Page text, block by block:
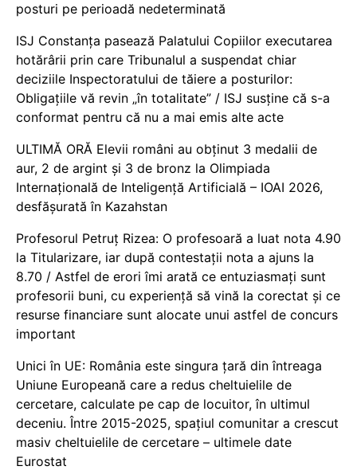
posturi pe perioadă nedeterminată
ISJ Constanța pasează Palatului Copiilor executarea
hotărârii prin care Tribunalul a suspendat chiar
deciziile Inspectoratului de tăiere a posturilor:
Obligațiile vă revin „în totalitate” / ISJ susține că s-a
conformat pentru că nu a mai emis alte acte
ULTIMĂ ORĂ Elevii români au obținut 3 medalii de
aur, 2 de argint și 3 de bronz la Olimpiada
Internațională de Inteligență Artificială – IOAI 2026,
desfășurată în Kazahstan
Profesorul Petruț Rizea: O profesoară a luat nota 4.90
la Titularizare, iar după contestații nota a ajuns la
8.70 / Astfel de erori îmi arată ce entuziasmați sunt
profesorii buni, cu experiență să vină la corectat și ce
resurse financiare sunt alocate unui astfel de concurs
important
Unici în UE: România este singura țară din întreaga
Uniune Europeană care a redus cheltuielile de
cercetare, calculate pe cap de locuitor, în ultimul
deceniu. Între 2015-2025, spațiul comunitar a crescut
masiv cheltuielile de cercetare – ultimele date
Eurostat